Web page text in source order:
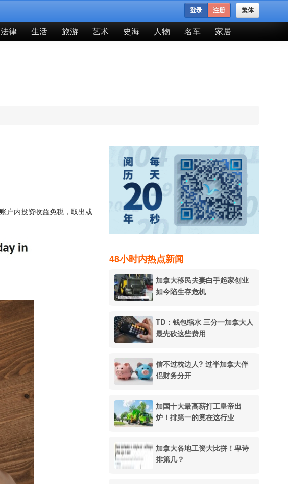
繁体
登录 注册
法律 生活 旅游 艺术 史海 人物 名车 家居
户内投资收益免税，取出或
48小时内热点新闻
加拿大移民夫妻白手起家创业
如今陷生存危机
TD：钱包缩水 三分一加拿大人
最先砍这些费用
信不过枕边人? 过半加拿大伴
侣财务分开
加国十大最高薪打工皇帝出
炉！排第一的竟在这行业
加拿大各地工资大比拼！卑诗
排第几？